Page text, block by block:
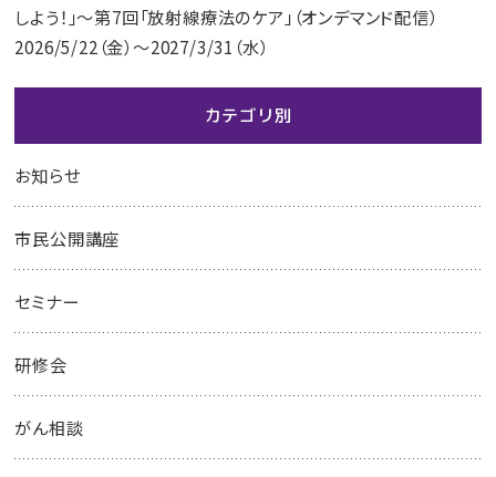
しよう！」～第7回「放射線療法のケア」（オンデマンド配信）
2026/5/22（金）～2027/3/31（水）
カテゴリ別
お知らせ
市民公開講座
セミナー
研修会
がん相談